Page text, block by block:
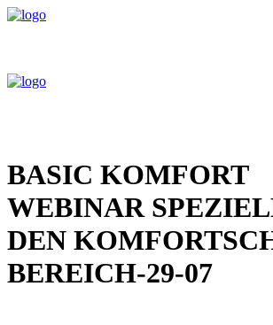
BASIC KOMFORT
WEBINAR
DEN
BEREICH-29-07